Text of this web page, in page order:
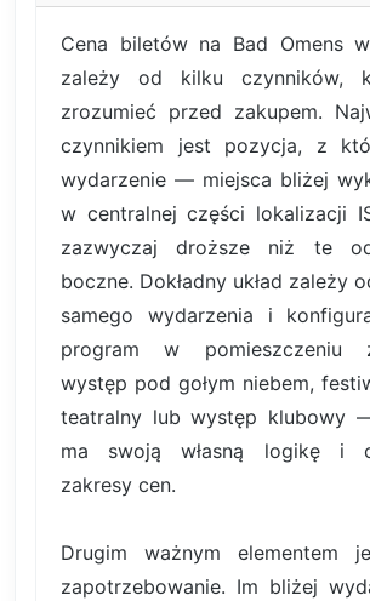
Cena biletów na Bad Omens
zależy od kilku czynników,
zrozumieć przed zakupem.
czynnikiem jest pozycja, z
wydarzenie — miejsca bliżej
w centralnej części lokalizacji
zazwyczaj droższe niż te
boczne. Dokładny układ zależy
samego wydarzenia i
program w pomieszczeniu
występ pod gołym niebem,
teatralny lub występ klubowy
ma swoją własną logikę i
zakresy cen.
Drugim ważnym elementem
zapotrzebowanie. Im bliżej